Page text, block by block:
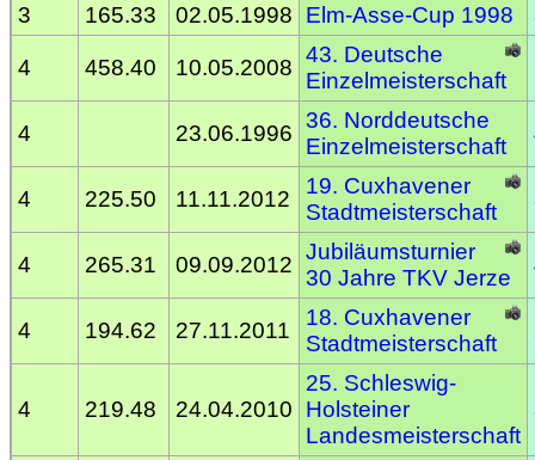
3 165.33 02.05.1998 Elm-Asse-Cup 1998
4 458.40 10.05.2008
43. Deutsche
Einzelmeisterschaft
4 23.06.1996
36. Norddeutsche
Einzelmeisterschaft
4 225.50 11.11.2012
19. Cuxhavener
Stadtmeisterschaft
4 265.31 09.09.2012
Jubiläumsturnier
30 Jahre TKV Jerze
4 194.62 27.11.2011
18. Cuxhavener
Stadtmeisterschaft
4 219.48 24.04.2010
25. Schleswig-
Holsteiner
Landesmeisterschaft